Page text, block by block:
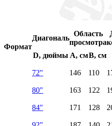
Формат
Диагональ
Область
просмотра
D, дюймы A, смB, см
72" 146 110
80" 163 122
84" 171 128